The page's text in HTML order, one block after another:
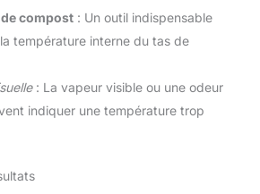
compost : Un outil indispensable
température interne du tas de
: La vapeur visible ou une odeur
indiquer une température trop